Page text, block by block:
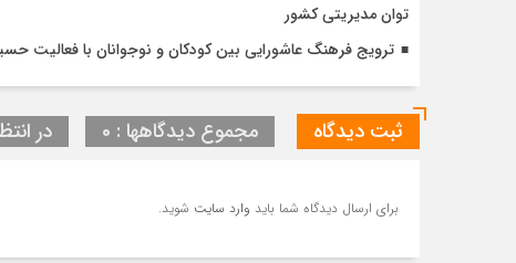
توان مدیریتی کشور
ترویج فرهنگ عاشورایی بین کودکان و نوجوانان با فعالیت
ثبت دیدگاه مجموع دیدگاهها : 0 در
برای ارسال دیدگاه شما باید وارد سایت شوید.